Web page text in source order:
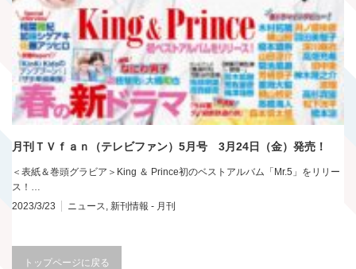
月刊ＴＶｆａｎ（テレビファン）5月号 3月24日（金）発売！
＜表紙＆巻頭グラビア＞King ＆ Prince初のベストアルバム「Mr.5」をリリー
ス！…
2023/3/23
ニュース 新刊情報 - 月刊
トップページに戻る